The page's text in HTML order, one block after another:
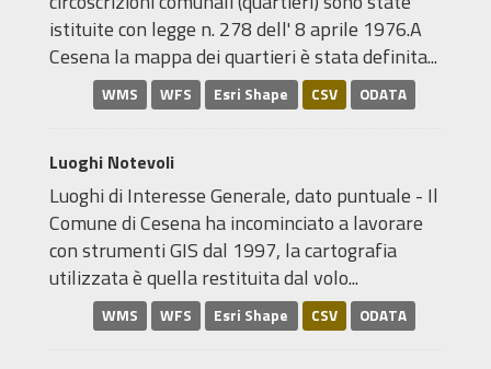
istituite con legge n. 278 dell' 8 aprile 1976.A
Cesena la mappa dei quartieri è stata definita...
WMS WFS Esri Shape CSV ODATA
Luoghi Notevoli
Luoghi di Interesse Generale, dato puntuale - Il
Comune di Cesena ha incominciato a lavorare
con strumenti GIS dal 1997, la cartografia
utilizzata è quella restituita dal volo...
WMS WFS Esri Shape CSV ODATA